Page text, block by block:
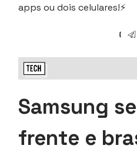
apps ou dois celulares!⚡
Samsung
frente e